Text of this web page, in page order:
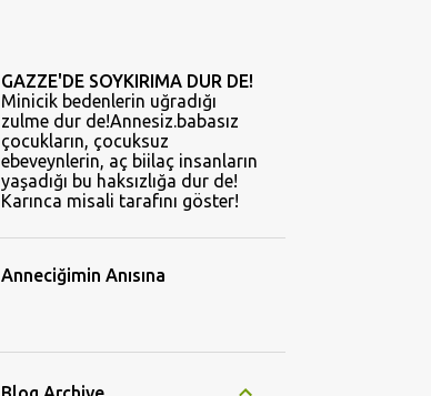
GAZZE'DE SOYKIRIMA DUR DE!
Minicik bedenlerin uğradığı
zulme dur de!Annesiz.babasız
çocukların, çocuksuz
ebeveynlerin, aç biilaç insanların
yaşadığı bu haksızlığa dur de!
Karınca misali tarafını göster!
Anneciğimin Anısına